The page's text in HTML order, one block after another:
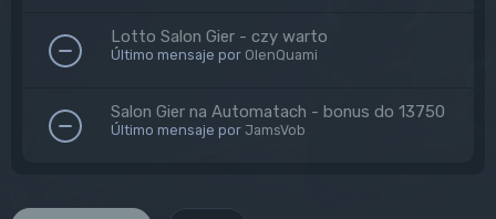
Lotto Salon Gier - czy warto
Último mensaje por OlenQuami
Salon Gier na Automatach - bonus do 13750
Último mensaje por JamsVob